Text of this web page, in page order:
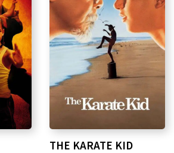
THE KARATE KID